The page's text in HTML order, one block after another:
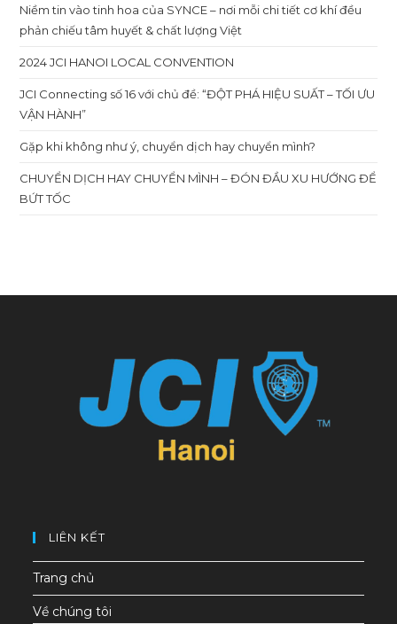
Niềm tin vào tinh hoa của SYNCE – nơi mỗi chi tiết cơ khí đều
phản chiếu tâm huyết & chất lượng Việt
2024 JCI HANOI LOCAL CONVENTION
JCI Connecting số 16 với chủ đề: “ĐỘT PHÁ HIỆU SUẤT – TỐI ƯU
VẬN HÀNH”
Gặp khi không như ý, chuyển dịch hay chuyển mình?
CHUYỂN DỊCH HAY CHUYỂN MÌNH – ĐÓN ĐẦU XU HƯỚNG ĐỂ
BỨT TỐC
LIÊN KẾT
Trang chủ
Về chúng tôi